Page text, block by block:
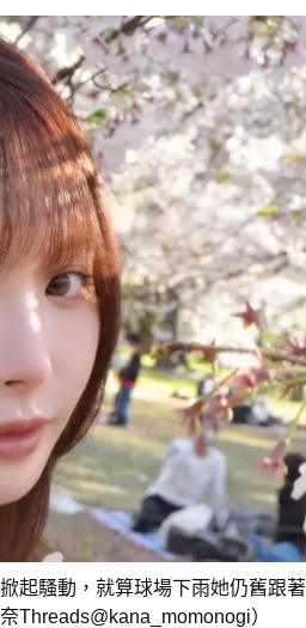
起騷動，就算球場下雨她仍舊跟
Threads@kana_momonogi）